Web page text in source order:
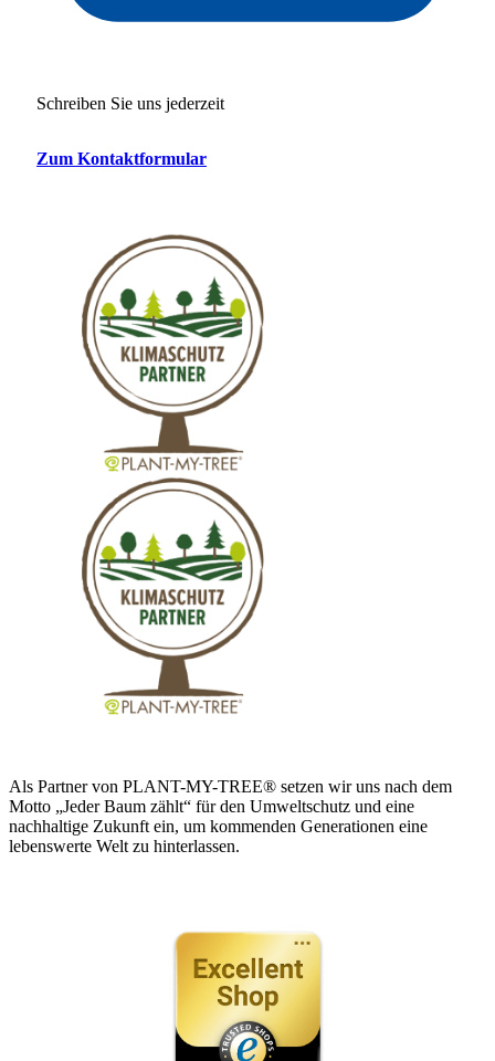
Schreiben Sie uns jederzeit
Zum Kontaktformular
Als Partner von PLANT-MY-TREE® setzen wir uns nach dem
Motto „Jeder Baum zählt“ für den Umweltschutz und eine
nachhaltige Zukunft ein, um kommenden Generationen eine
lebenswerte Welt zu hinterlassen.